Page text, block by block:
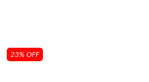
23% OFF